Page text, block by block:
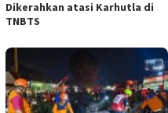
Dikerahkan atasi Karhutla di
TNBTS